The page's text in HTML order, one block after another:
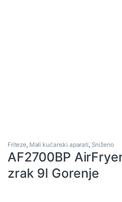
Friteze, Mali kućanski aparati, Sniženo
AF2700BP
zrak 9l Gorenje